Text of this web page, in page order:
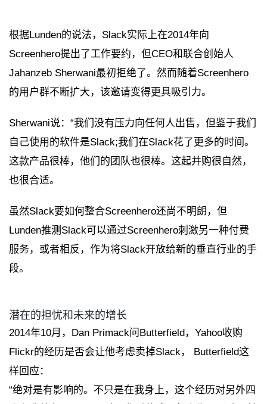
根据Lunden的说法，Slack实际上在2014年向
Screenhero提出了工作要约，但CEO和联合创始人
Jahanzeb Sherwani最初拒绝了。然而随着Screenhero
的用户群不断扩大，该邀请变得更具吸引力。
Sherwani说：“我们没有压力向任何人出售，但鉴于我们
自己使用的软件是Slack;我们在Slack花了更多的时间。
这款产品很棒，他们的团队也很棒。这起并购很自然，
也很合适。
虽然Slack要如何整合Screenhero还尚不明朗，但
Lunden推测Slack可以通过Screenhero刺激另一种付费
服务，或者相反，作为将Slack开放给新的垂直行业的手
段。
潜在的担忧和未来的增长
2014年10月，Dan Primack问Butterfield，Yahoo收购
Flickr的经历是否会让他考虑卖掉Slack， Butterfield这
样回应：
“绝对是有影响的。不只是在我身上，这个经历对另外四